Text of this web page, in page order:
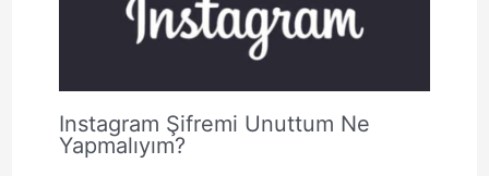
Instagram Şifremi Unuttum Ne
Yapmalıyım?